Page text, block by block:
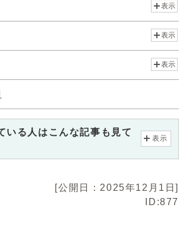
表示
表示
表示
いる人はこんな記事も見て
表示
[公開日：2025年12月1日]
ID:877